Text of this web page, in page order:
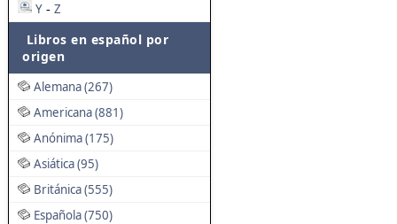
Y - Z
Libros en español por
origen
Alemana (267)
Americana (881)
Anónima (175)
Asiática (95)
Británica (555)
Española (750)